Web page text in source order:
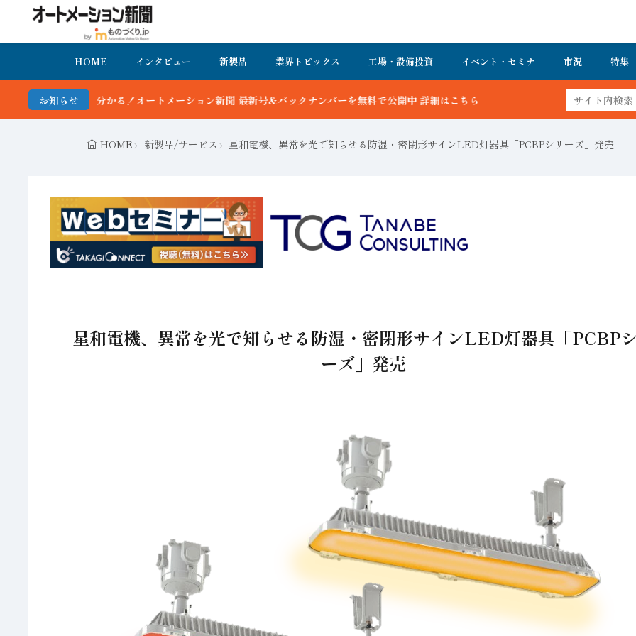
HOME インタビュー 新製品 業界トピックス 工場・設備投資 イベント・セミナ 市況 特集
お知らせ
オートメーション新聞 最新号＆バックナンバーを無料で公開中 詳細はこちら
HOME 新製品/サービス 星和電機、異常を光で知らせる防湿・密閉形サインLED灯器具「PCBPシリーズ」発売
星和電機、異常を光で知らせる防湿・密閉形サインLED灯器具「PCBP
ーズ」発売